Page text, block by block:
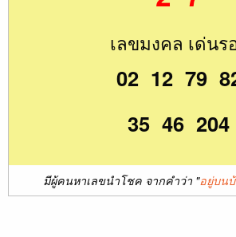
เลขมงคล เด่นร
02 12 79
35 46 204
มีผู้คนหาเลขนำโชค จากคำว่า "อยู่บน